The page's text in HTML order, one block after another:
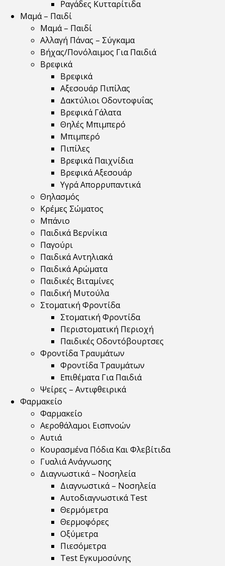
Ραγάδες Κυτταρίτιδα
Μαμά – Παιδί
Μαμά – Παιδί
Αλλαγή Πάνας – Σύγκαμα
Βήχας/Πονόλαιμος Για Παιδιά
Βρεφικά
Βρεφικά
Αξεσουάρ Πιπίλας
Δακτύλιοι Οδοντοφυΐας
Βρεφικά Γάλατα
Θηλές Μπιμπερό
Μπιμπερό
Πιπίλες
Βρεφικά Παιχνίδια
Βρεφικά Αξεσουάρ
Υγρά Απορρυπαντικά
Θηλασμός
Κρέμες Σώματος
Μπάνιο
Παιδικά Βερνίκια
Παγούρι
Παιδικά Αντηλιακά
Παιδικά Αρώματα
Παιδικές Βιταμίνες
Παιδική Μυτούλα
Στοματική Φροντίδα
Στοματική Φροντίδα
Περιστοματική Περιοχή
Παιδικές Οδοντόβουρτσες
Φροντίδα Τραυμάτων
Φροντίδα Τραυμάτων
Επιθέματα Για Παιδιά
Ψείρες – Αντιφθειρικά
Φαρμακείο
Φαρμακείο
Αεροθάλαμοι Εισπνοών
Αυτιά
Κουρασμένα Πόδια Και Φλεβίτιδα
Γυαλιά Ανάγνωσης
Διαγνωστικά – Νοσηλεία
Διαγνωστικά – Νοσηλεία
Αυτοδιαγνωστικά Test
Θερμόμετρα
Θερμοφόρες
Οξύμετρα
Πιεσόμετρα
Test Εγκυμοσύνης